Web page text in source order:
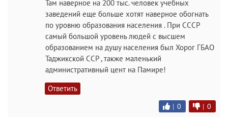
Там наверное на 200 тыс. человек учебных
заведений еще больше хотят наверное обогнать
по уровню образования населения . При СССР
самый большой уровень людей с высшем
образованием на душу населения был Хорог ГБАО
Таджикской ССР , также маленький
административный цент на Памире!
Ответить
| 0 | 0